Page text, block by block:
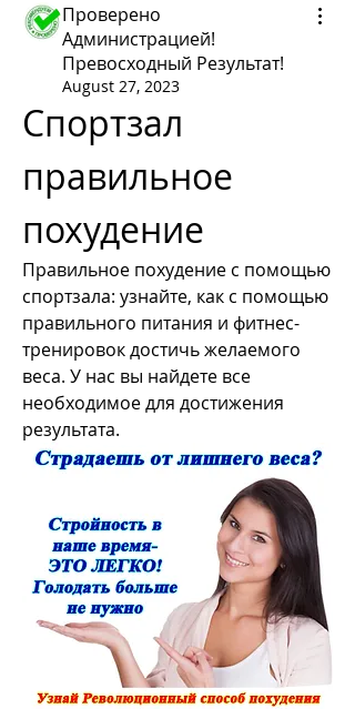
Проверено
Администрацией!
Превосходный Результат!
August 27, 2023
Спортзал
правильное
похудение
Правильное похудение с помощью
спортзала: узнайте, как с помощью
правильного питания и фитнес-
тренировок достичь желаемого
веса. У нас вы найдете все
необходимое для достижения
результата.